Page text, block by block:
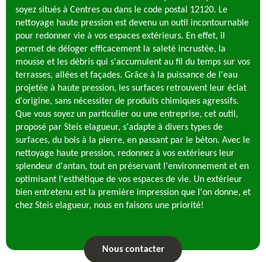
soyez situés à Centres ou dans le code postal 12120. Le
nettoyage haute pression est devenu un outil incontournable
pour redonner vie à vos espaces extérieurs. En effet, il
permet de déloger efficacement la saleté incrustée, la
mousse et les débris qui s'accumulent au fil du temps sur vos
terrasses, allées et façades. Grâce à la puissance de l'eau
projetée à haute pression, les surfaces retrouvent leur éclat
d'origine, sans nécessiter de produits chimiques agressifs.
Que vous soyez un particulier ou une entreprise, cet outil,
proposé par Steis elagueur, s'adapte à divers types de
surfaces, du bois à la pierre, en passant par le béton. Avec le
nettoyage haute pression, redonnez à vos extérieurs leur
splendeur d'antan, tout en préservant l'environnement et en
optimisant l'esthétique de vos espaces de vie. Un extérieur
bien entretenu est la première impression que l'on donne, et
chez Steis elagueur, nous en faisons une priorité!
Nous contacter